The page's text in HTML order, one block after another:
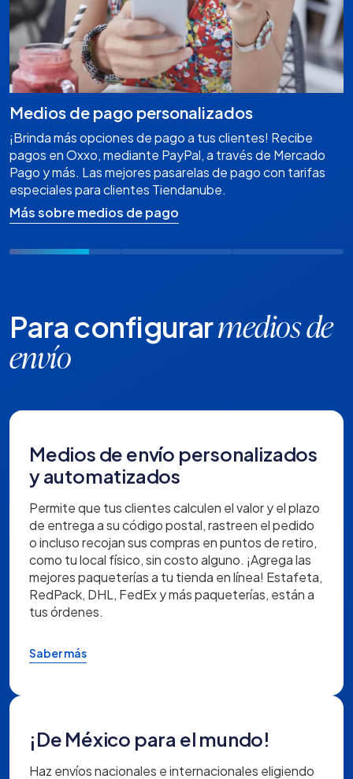
Medios de pago personalizados
¡Brinda más opciones de pago a tus clientes! Recibe
pagos en Oxxo, mediante PayPal, a través de Mercado
Pago y más. Las mejores pasarelas de pago con tarifas
especiales para clientes Tiendanube.
Más sobre medios de pago
Para configurarmedios de
envío
Medios de envío personalizados
y automatizados
Permite que tus clientes calculen el valor y el plazo
de entrega a su código postal, rastreen el pedido
o incluso recojan sus compras en puntos de retiro,
como tu local físico, sin costo alguno. ¡Agrega las
mejores paqueterías a tu tienda en línea! Estafeta,
RedPack, DHL, FedEx y más paqueterías, están a
tus órdenes.
Saber más
¡De México para el mundo!
Haz envíos nacionales e internacionales eligiendo